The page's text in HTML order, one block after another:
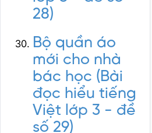
28)
Bộ quần áo
mới cho nhà
bác học (Bài
đọc hiểu tiếng
Việt lớp 3 - đề
số 29)